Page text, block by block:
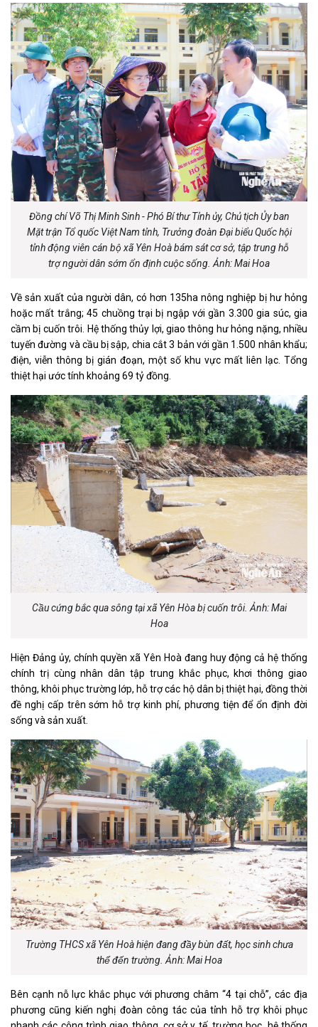
Đồng chí Võ Thị Minh Sinh - Phó Bí thư Tỉnh ủy, Chủ tịch Ủy ban
Mặt trận Tổ quốc Việt Nam tỉnh, Trưởng đoàn Đại biểu Quốc hội
tỉnh động viên cán bộ xã Yên Hoà bám sát cơ sở, tập trung hỗ
trợ người dân sớm ổn định cuộc sống. Ảnh: Mai Hoa
Về sản xuất của người dân, có hơn 135ha nông nghiệp bị hư hỏng
hoặc mất trắng; 45 chuồng trại bị ngập với gần 3.300 gia súc, gia
cầm bị cuốn trôi. Hệ thống thủy lợi, giao thông hư hỏng nặng, nhiều
tuyến đường và cầu bị sập, chia cắt 3 bản với gần 1.500 nhân khẩu;
điện, viễn thông bị gián đoạn, một số khu vực mất liên lạc. Tổng
thiệt hại ước tính khoảng 69 tỷ đồng.
Cầu cứng bắc qua sông tại xã Yên Hòa bị cuốn trôi. Ảnh: Mai
Hoa
Hiện Đảng ủy, chính quyền xã Yên Hoà đang huy động cả hệ thống
chính trị cùng nhân dân tập trung khắc phục, khơi thông giao
thông, khôi phục trường lớp, hỗ trợ các hộ dân bị thiệt hại, đồng thời
đề nghị cấp trên sớm hỗ trợ kinh phí, phương tiện để ổn định đời
sống và sản xuất.
Trường THCS xã Yên Hoà hiện đang đầy bùn đất, học sinh chưa
thể đến trường. Ảnh: Mai Hoa
Bên cạnh nỗ lực khắc phục với phương châm “4 tại chỗ”, các địa
phương cũng kiến nghị đoàn công tác của tỉnh hỗ trợ khôi phục